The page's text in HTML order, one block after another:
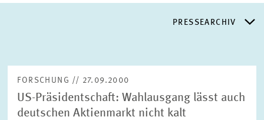
PRESSEARCHIV
PRESSEVERTEILER
FORSCHUNG // 27.09.2000
US-Präsidentschaft: Wahlausgang lässt auch
deutschen Aktienmarkt nicht kalt